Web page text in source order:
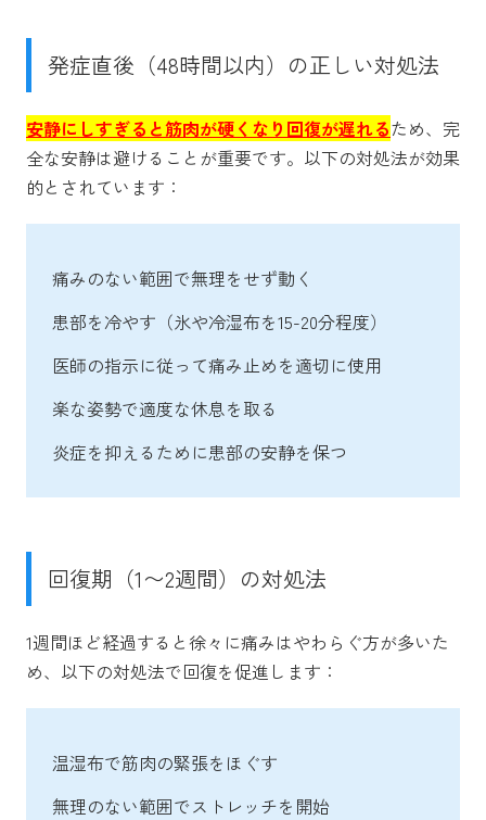
発症直後（48時間以内）の正しい対処法
安静にしすぎると筋肉が硬くなり回復が遅れるため、完
全な安静は避けることが重要です。以下の対処法が効果
的とされています：
痛みのない範囲で無理をせず動く
患部を冷やす（氷や冷湿布を15-20分程度）
医師の指示に従って痛み止めを適切に使用
楽な姿勢で適度な休息を取る
炎症を抑えるために患部の安静を保つ
回復期（1〜2週間）の対処法
1週間ほど経過すると徐々に痛みはやわらぐ方が多いた
め、以下の対処法で回復を促進します：
温湿布で筋肉の緊張をほぐす
無理のない範囲でストレッチを開始